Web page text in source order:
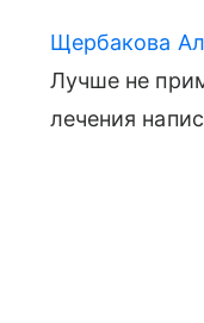
Щербакова
Лучше не
лечения